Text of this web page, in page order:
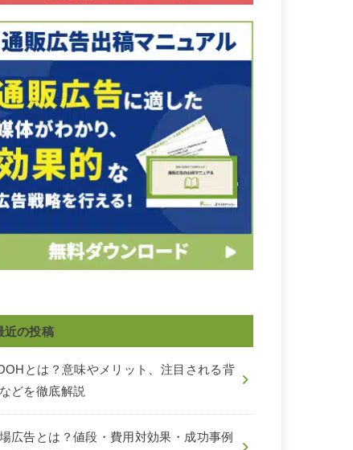
近の投稿
とは？意味やメリット、注目される背
どを徹底解説
広告とは？値段・費用対効果・成功事例